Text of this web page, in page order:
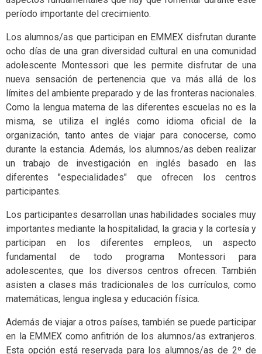
período importante del crecimiento.
Los alumnos/as que participan en EMMEX disfrutan durante
ocho días de una gran diversidad cultural en una comunidad
adolescente Montessori que les permite disfrutar de una
nueva sensación de pertenencia que va más allá de los
límites del ambiente preparado y de las fronteras nacionales.
Como la lengua materna de las diferentes escuelas no es la
misma, se utiliza el inglés como idioma oficial de la
organización, tanto antes de viajar para conocerse, como
durante la estancia. Además, los alumnos/as deben realizar
un trabajo de investigación en inglés basado en las
diferentes "especialidades" que ofrecen los centros
participantes.
Los participantes desarrollan unas habilidades sociales muy
importantes mediante la hospitalidad, la gracia y la cortesía y
participan en los diferentes empleos, un aspecto
fundamental de todo programa Montessori para
adolescentes, que los diversos centros ofrecen. También
asisten a clases más tradicionales de los currículos, como
matemáticas, lengua inglesa y educación física.
Además de viajar a otros países, también se puede participar
en la EMMEX como anfitrión de los alumnos/as extranjeros.
Esta opción está reservada para los alumnos/as de 2º de